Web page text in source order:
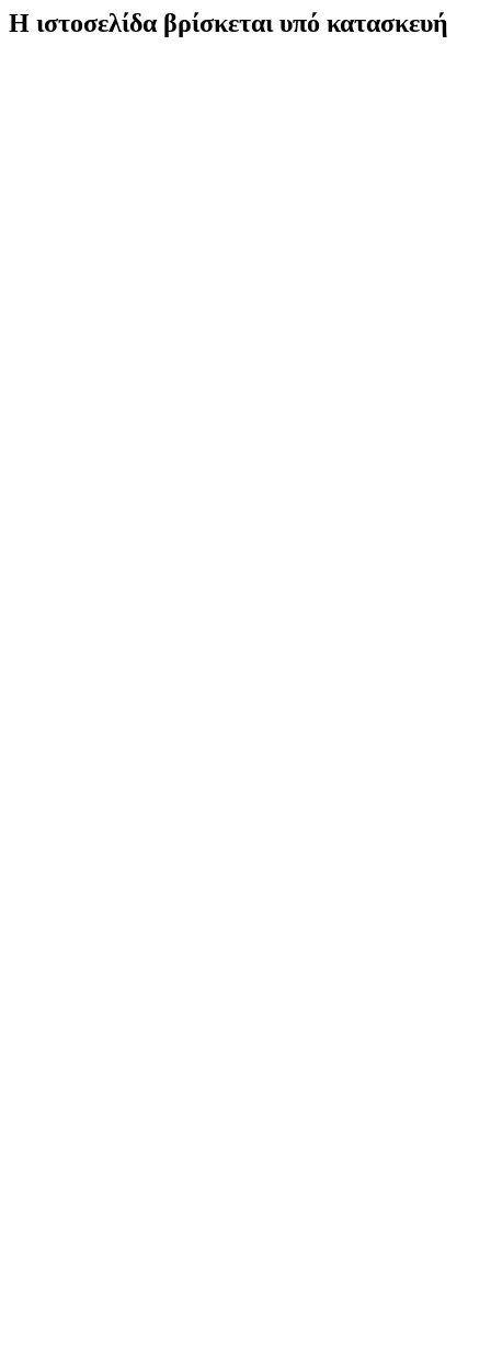
Η ιστοσελίδα βρίσκεται υπό κατασκευή